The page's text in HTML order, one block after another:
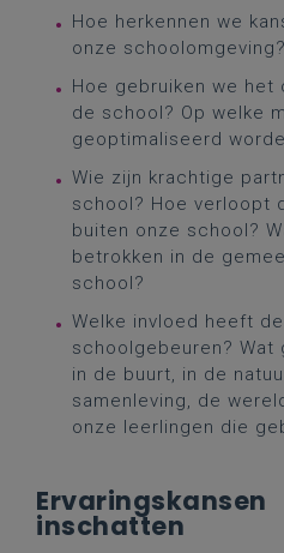
Hoe herkennen we
onze schoolomgeving?
Hoe gebruiken we het
de school? Op welke
geoptimaliseerd
Wie zijn krachtige
school? Hoe verloopt
buiten onze school?
betrokken in de
school?
Welke invloed heeft
schoolgebeuren? Wat
in de buurt, in de
samenleving, de
onze leerlingen die
Ervaringskansen
inschatten